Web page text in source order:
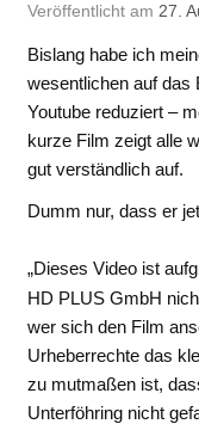
Veröffentlicht am 27.
Bislang habe ich
wesentlichen auf das
Youtube reduziert –
kurze Film zeigt alle
gut verständlich auf.
Dumm nur, dass er
„Dieses Video ist
HD PLUS GmbH
wer sich den Film
Urheberrechte das
zu mutmaßen ist,
Unterföhring nicht